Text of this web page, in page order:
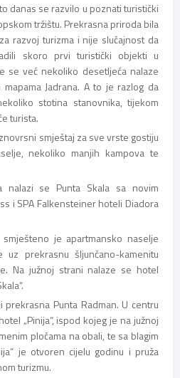
danas se razvilo u poznati turistički
tržištu. Prekrasna priroda bila
razvoj turizma i nije slučajnost da
skoro prvi turistički objekti u
se već nekoliko desetljeća nalaze
Jadrana. A to je razlog da
stotina stanovnika, tijekom
turista.
smještaj za sve vrste gostiju
nekoliko manjih kampova te
nalazi se Punta Skala sa novim
i SPA Falkensteiner hoteli Diadora
je apartmansko naselje
uz prekrasnu šljunčano-kamenitu
Na južnoj strani nalaze se hotel
Punta Radman. U centru
„Pinija“, ispod kojeg je na južnoj
pločama na obali, te sa blagim
je otvoren cijelu godinu i pruža
turizmu.